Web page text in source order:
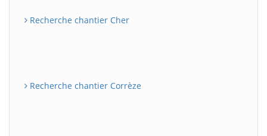
Recherche chantier Cher
Recherche chantier Corrèze